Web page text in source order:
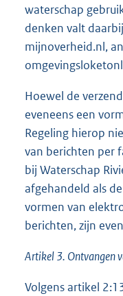
waterschap
denken valt
mijnoverheid.nl,
Hoewel de
eveneens een
Regeling hierop
van berichten per
bij Waterschap
afgehandeld als
vormen van
berichten, zijn
Artikel 3. Ontvangen
Volgens artikel